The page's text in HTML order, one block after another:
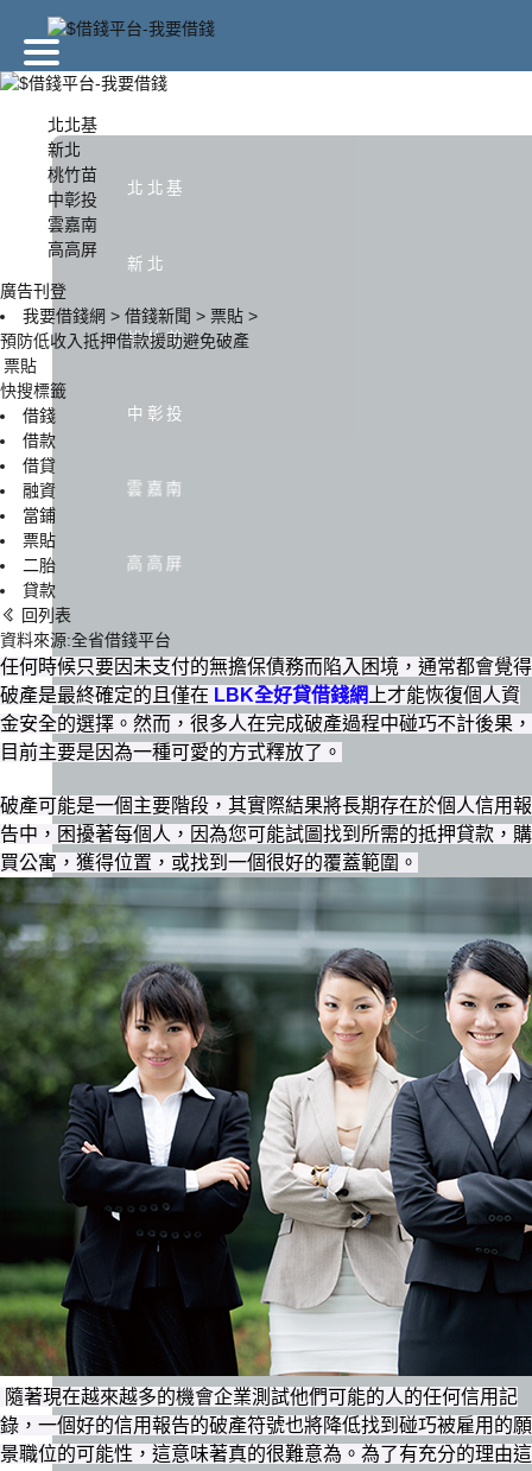
北北基
新北
桃竹苗
中彰投
雲嘉南
高高屏
北北基
新北
桃竹苗
中彰投
雲嘉南
高高屏
廣告刊登
我要借錢網 > 借錢新聞 > 票貼 >
預防低收入抵押借款援助避免破產
票貼
快搜標籤
借錢
借款
借貸
融資
當鋪
票貼
二胎
貸款
回列表
資料來源:全省借錢平台
任何時候只要因未支付的無擔保債務而陷入困境，通常都會覺得
破產是最終確定的且僅在 LBK全好貸借錢網 上才能恢復個人資
金安全的選擇。然而，很多人在完成破產過程中碰巧不計後果，
目前主要是因為一種可愛的方式釋放了。
破產可能是一個主要階段，其實際結果將長期存在於個人信用報
告中，困擾著每個人，因為您可能試圖找到所需的抵押貸款，購
買公寓，獲得位置，或找到一個很好的覆蓋範圍。
隨著現在越來越多的機會企業測試他們可能的人的任何信用記
錄，一個好的信用報告的破產符號也將降低找到碰巧被雇用的願
景職位的可能性，這意味著真的很難意為。為了有充分的理由這
北北基
中彰投